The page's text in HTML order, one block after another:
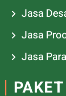
Jasa
Jasa
Jasa